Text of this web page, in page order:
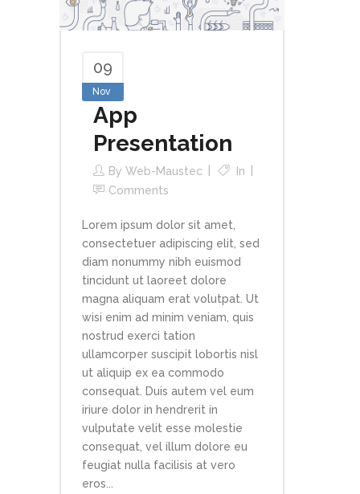
09
Nov
App
Presentation
By Web-Maustec
In
Comments
Lorem ipsum dolor sit amet,
consectetuer adipiscing elit, sed
diam nonummy nibh euismod
tincidunt ut laoreet dolore
magna aliquam erat volutpat. Ut
wisi enim ad minim veniam, quis
nostrud exerci tation
ullamcorper suscipit lobortis nisl
ut aliquip ex ea commodo
consequat. Duis autem vel eum
iriure dolor in hendrerit in
vulputate velit esse molestie
consequat, vel illum dolore eu
feugiat nulla facilisis at vero
eros...